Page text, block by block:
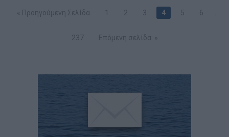
« Προηγούμενη Σελίδα 1 2 3 4 5 6
237 Επόμενη σελίδα: »